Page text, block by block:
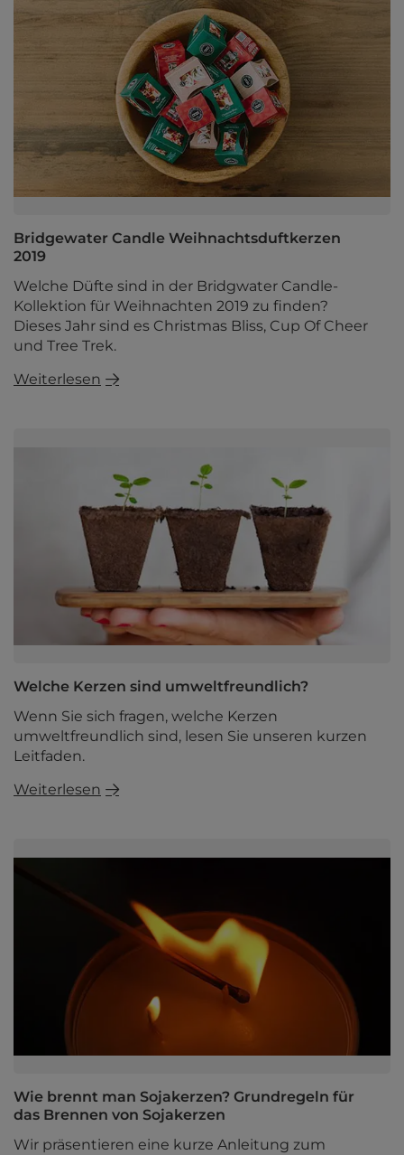
Bridgewater Candle Weihnachtsduftkerzen
2019
Welche Düfte sind in der Bridgwater Candle-
Kollektion für Weihnachten 2019 zu finden?
Dieses Jahr sind es Christmas Bliss, Cup Of Cheer
und Tree Trek.
Weiterlesen
Welche Kerzen sind umweltfreundlich?
Wenn Sie sich fragen, welche Kerzen
umweltfreundlich sind, lesen Sie unseren kurzen
Leitfaden.
Weiterlesen
Wie brennt man Sojakerzen? Grundregeln für
das Brennen von Sojakerzen
Wir präsentieren eine kurze Anleitung zum